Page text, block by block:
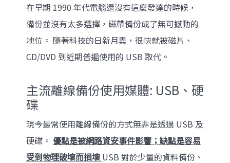
在早期 1990 年代電腦還沒有這麼發達的時候，
備份並沒有太多選擇，磁帶備份成了無可撼動的
地位。 隨著科技的日新月異，很快就被磁片、
CD/DVD 到近期普遍使用的 USB 取代。
主流離線備份使用媒體: USB、硬
碟
現今最常使用離線備份的方式無非是透過 USB 及
硬碟。 優點是被網路資安事件影響；缺點是容易
受到物理破壞而損壞 USB 對於少量的資料備份、